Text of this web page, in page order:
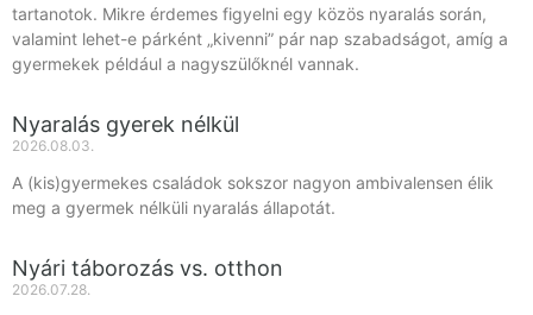
tartanotok. Mikre érdemes figyelni egy közös nyaralás során,
valamint lehet-e párként „kivenni” pár nap szabadságot, amíg a
gyermekek például a nagyszülőknél vannak.
Nyaralás gyerek nélkül
2026.08.03.
A (kis)gyermekes családok sokszor nagyon ambivalensen élik
meg a gyermek nélküli nyaralás állapotát.
Nyári táborozás vs. otthon
2026.07.28.